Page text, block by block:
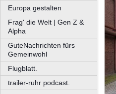
Europa gestalten
Frag' die Welt | Gen Z &
Alpha
GuteNachrichten fürs
Gemeinwohl
Flugblatt.
trailer-ruhr podcast.